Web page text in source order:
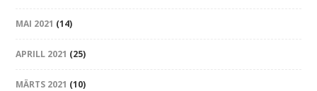
MAI 2021 (14)
APRILL 2021 (25)
MÄRTS 2021 (10)